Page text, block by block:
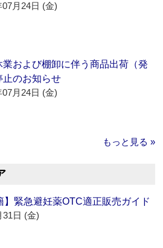
07月24日 (金)
業および棚卸に伴う商品出荷（発
止のお知らせ
07月24日 (金)
もっと見る »
】緊急避妊薬OTC適正販売ガイド
31日 (金)